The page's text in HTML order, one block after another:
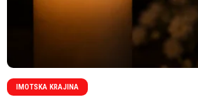
IMOTSKA KRAJINA